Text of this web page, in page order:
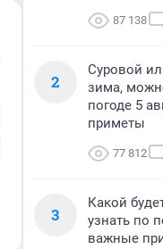
87 138
2
Суровой
зима,
погоде 5
приметы
77 812
3
Какой
узнать по
важные